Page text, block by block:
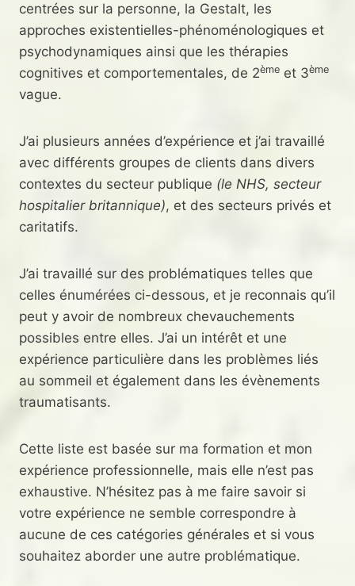
centrées sur la personne, la Gestalt, les
approches existentielles-phénoménologiques et
psychodynamiques ainsi que les thérapies
cognitives et comportementales, de 2ème et 3ème
vague.
J’ai plusieurs années d’expérience et j’ai travaillé
avec différents groupes de clients dans divers
contextes du secteur publique (le NHS, secteur
hospitalier britannique), et des secteurs privés et
caritatifs.
J’ai travaillé sur des problématiques telles que
celles énumérées ci-dessous, et je reconnais qu’il
peut y avoir de nombreux chevauchements
possibles entre elles. J’ai un intérêt et une
expérience particulière dans les problèmes liés
au sommeil et également dans les évènements
traumatisants.
Cette liste est basée sur ma formation et mon
expérience professionnelle, mais elle n’est pas
exhaustive. N’hésitez pas à me faire savoir si
votre expérience ne semble correspondre à
aucune de ces catégories générales et si vous
souhaitez aborder une autre problématique.